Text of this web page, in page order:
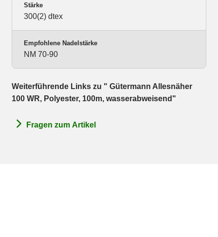
Stärke
300(2) dtex
Empfohlene Nadelstärke
NM 70-90
Weiterführende Links zu " Gütermann Allesnäher
100 WR, Polyester, 100m, wasserabweisend"
Fragen zum Artikel